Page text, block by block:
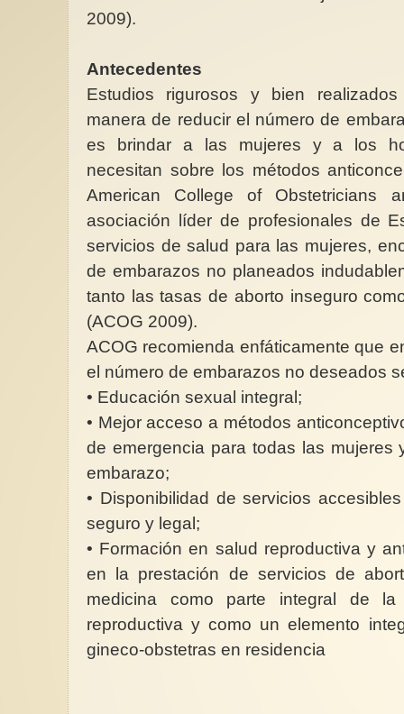
2009).
Antecedentes
Estudios rigurosos y bien
manera de reducir el número de
es brindar a las mujeres y a los
necesitan sobre los métodos
American College of Obstetricians
asociación líder de profesionales de
servicios de salud para las mujeres,
de embarazos no planeados
tanto las tasas de aborto inseguro
(ACOG 2009).
ACOG recomienda enfáticamente que
el número de embarazos no deseados
• Educación sexual integral;
• Mejor acceso a métodos
de emergencia para todas las mujeres
embarazo;
• Disponibilidad de servicios
seguro y legal;
• Formación en salud reproductiva y
en la prestación de servicios de
medicina como parte integral de
reproductiva y como un elemento
gineco-obstetras en residencia